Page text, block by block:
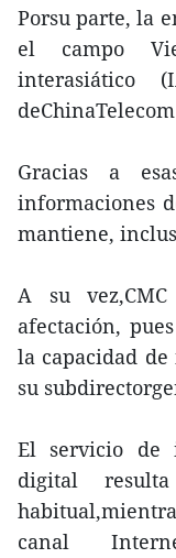
Porsu parte, la
el campo
interasiático
Gracias a
informaciones
mantiene,
A su
afectación,
la capacidad
su
El servicio de
digital
canal